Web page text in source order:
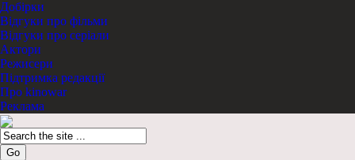
Добірки
Відгуки про фільми
Відгуки про серіали
Актори
Режисери
Підтримка редакції
Про kinowar
Реклама
Go